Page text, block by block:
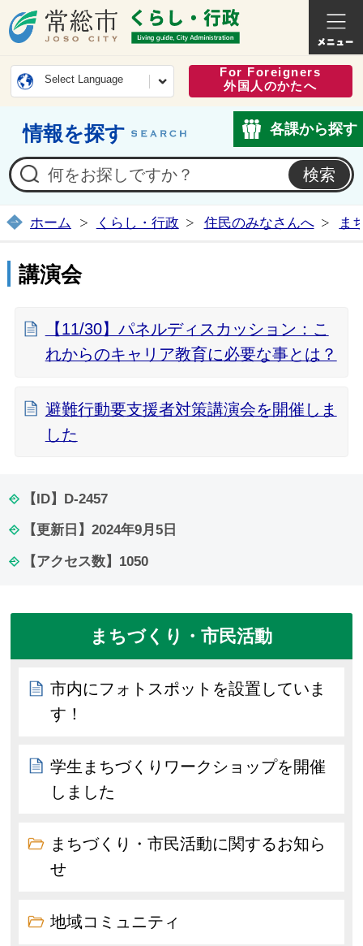
常総市公式ホームページ
くらし
Select Language
For Foreigners
外国人のかたへ
情報を探す 各課から探す
ホーム くらし・行政 住民のみなさんへ ま
講演会
【11/30】パネルディスカッション：こ
れからのキャリア教育に必要な事とは？
避難行動要支援者対策講演会を開催しま
した
【ID】 D-2457
【更新日】 2024年9月5日
【アクセス数】 1050
まちづくり・市民活動
市内にフォトスポットを設置していま
す！
学生まちづくりワークショップを開催
しました
まちづくり・市民活動に関するお知ら
せ
地域コミュニティ